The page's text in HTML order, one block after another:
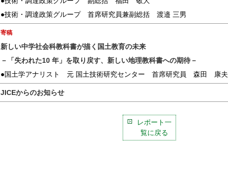
●技術・調達政策グループ 首席研究員兼副総括 渡邉 三男
寄稿
新しい中学社会科教科書が描く国土教育の未来
－「失われた10 年」を取り戻す、新しい地理教科書への期待－
●国土学アナリスト 元 国土技術研究センター 首席研究員 森田 康夫
JICEからのお知らせ
レポート一
覧に戻る